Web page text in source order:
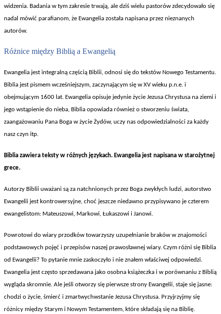
widzenia. Badania w tym zakresie trwają, ale dziś wielu pastorów zdecydowało się
nadal mówić parafianom, że Ewangelia została napisana przez nieznanych
autorów.
Różnice między Biblią a Ewangelią
Ewangelia jest integralną częścią Biblii, odnosi się do tekstów Nowego Testamentu.
Biblia jest pismem wcześniejszym, zaczynającym się w XV wieku p.n.e. i
obejmującym 1600 lat. Ewangelia opisuje jedynie życie Jezusa Chrystusa na ziemi i
jego wstąpienie do nieba, Biblia opowiada również o stworzeniu świata,
zaangażowaniu Pana Boga w życie Żydów, uczy nas odpowiedzialności za każdy
nasz czyn itp.
Biblia zawiera teksty w różnych językach. Ewangelia jest napisana w starożytnej
grece.
Autorzy Biblii uważani są za natchnionych przez Boga zwykłych ludzi, autorstwo
Ewangelii jest kontrowersyjne, choć jeszcze niedawno przypisywano je czterem
ewangelistom: Mateuszowi, Markowi, Łukaszowi i Janowi.
Powrotowi do wiary przodków towarzyszy uzupełnianie braków w znajomości
podstawowych pojęć i przepisów naszej prawosławnej wiary. Czym różni się Biblia
od Ewangelii? To pytanie mnie zaskoczyło i nie znałem właściwej odpowiedzi.
Ewangelia jest często sprzedawana jako osobna książeczka i w porównaniu z Biblią
wygląda skromnie. Ale jeśli otworzy się pierwsze strony Ewangelii, staje się jasne:
chodzi o życie, śmierć i zmartwychwstanie Jezusa Chrystusa. Przyjrzyjmy się
różnicy między Starym i Nowym Testamentem, które składają się na Biblię.